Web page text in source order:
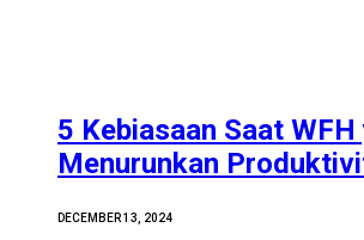
5 Kebiasaan Saat
Menurunkan
DECEMBER 13, 2024